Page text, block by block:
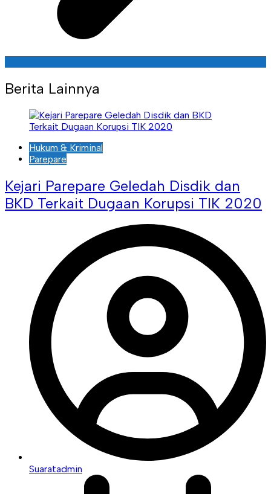
Berita Lainnya
Hukum & Kriminal
Parepare
Kejari Parepare Geledah Disdik dan
BKD Terkait Dugaan Korupsi TIK 2020
Suaratadmin